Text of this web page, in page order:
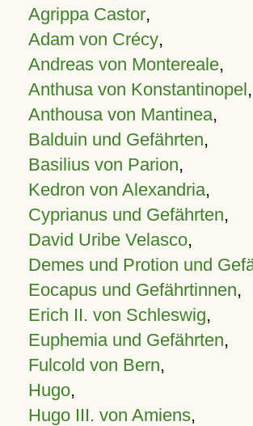
Agrippa Castor,
Adam von Crécy,
Andreas von Montereale,
Anthusa von Konstantinopel,
Anthousa von Mantinea,
Balduin und Gefährten,
Basilius von Parion,
Kedron von Alexandria,
Cyprianus und Gefährten,
David Uribe Velasco,
Demes und Protion und
Eocapus und Gefährtinnen,
Erich II. von Schleswig,
Euphemia und Gefährten,
Fulcold von Bern,
Hugo,
Hugo III. von Amiens,